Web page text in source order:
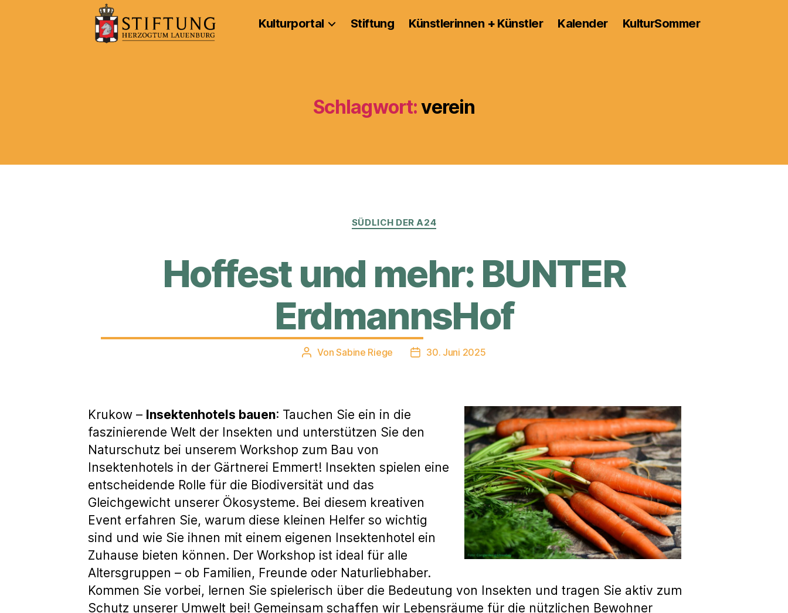
Kulturportal Stiftung Künstlerinnen + Künstler Kalender KulturSommer
Schlagwort:verein
Kategorien
SÜDLICH DER A24
Hoffest und mehr: BUNTER
ErdmannsHof
Beitragsautor
VonSabine Riege Veröffentlichungsdatum
30. Juni 2025
Krukow – Insektenhotels bauen: Tauchen Sie ein in die
faszinierende Welt der Insekten und unterstützen Sie den
Naturschutz bei unserem Workshop zum Bau von
Insektenhotels in der Gärtnerei Emmert! Insekten spielen eine
entscheidende Rolle für die Biodiversität und das
Gleichgewicht unserer Ökosysteme. Bei diesem kreativen
Event erfahren Sie, warum diese kleinen Helfer so wichtig
sind und wie Sie ihnen mit einem eigenen Insektenhotel ein
Zuhause bieten können. Der Workshop ist ideal für alle
Altersgruppen – ob Familien, Freunde oder Naturliebhaber.
Kommen Sie vorbei, lernen Sie spielerisch über die Bedeutung von Insekten und tragen Sie aktiv zum
Schutz unserer Umwelt bei! Gemeinsam schaffen wir Lebensräume für die nützlichen Bewohner